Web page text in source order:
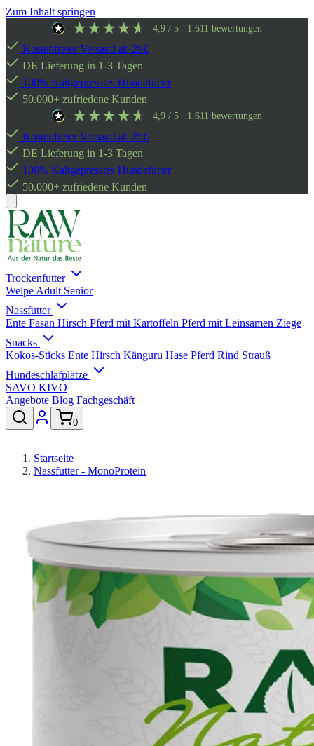
Zum Inhalt springen
4,9 / 5 1.611 bewertungen
Kostenfreier Versand ab 29€
DE Lieferung in 1-3 Tagen
100% Kaltgepresstes Hundefutter
50.000+ zufriedene Kunden
4,9 / 5 1.611 bewertungen
Kostenfreier Versand ab 29€
DE Lieferung in 1-3 Tagen
100% Kaltgepresstes Hundefutter
50.000+ zufriedene Kunden
Trockenfutter
Welpe Adult Senior
Nassfutter
Ente Fasan Hirsch Pferd mit Kartoffeln Pferd mit Leinsamen Ziege
Snacks
Kokos-Sticks Ente Hirsch Känguru Hase Pferd Rind Strauß
Hundeschlafplätze
SAVO KIVO
Angebote Blog Fachgeschäft
0
Startseite
Nassfutter - MonoProtein